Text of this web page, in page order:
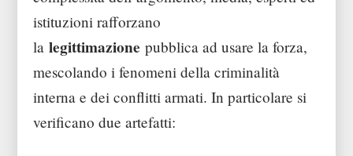
istituzioni rafforzano
lalegittimazionepubblica ad usare la forza,
mescolando i fenomeni della criminalità
interna e dei conflitti armati. In particolare si
verificano due artefatti: